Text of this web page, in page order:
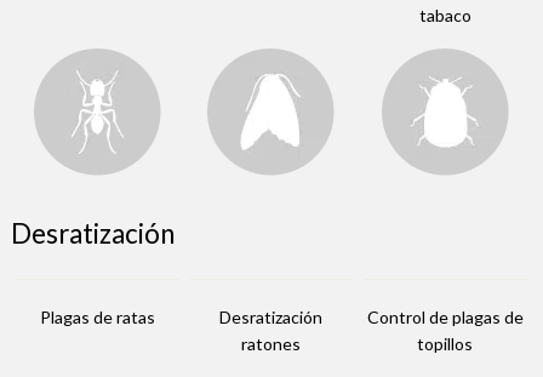
tabaco
Desratización
Plagas de ratas
Desratización
ratones
Control de plagas de
topillos